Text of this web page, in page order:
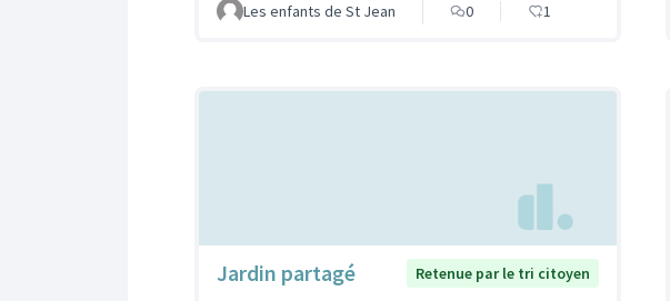
Les enfants de St Jean
0 1
Jardin partagé Retenue par le tri citoyen